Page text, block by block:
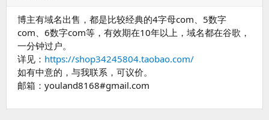
博主有域名出售，都是比较经典的4字母com、5数字
com、6数字com等，有效期在10年以上，域名都在谷歌，
一分钟过户。
详见： https://shop34245804.taobao.com/
如有中意的，与我联系，可议价。
邮箱：youland8168#gmail.com